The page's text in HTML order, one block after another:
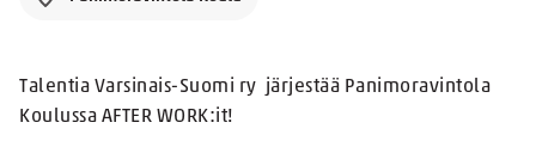
Talentia Varsinais-Suomi ry järjestää Panimoravintola
Koulussa AFTER WORK:it!